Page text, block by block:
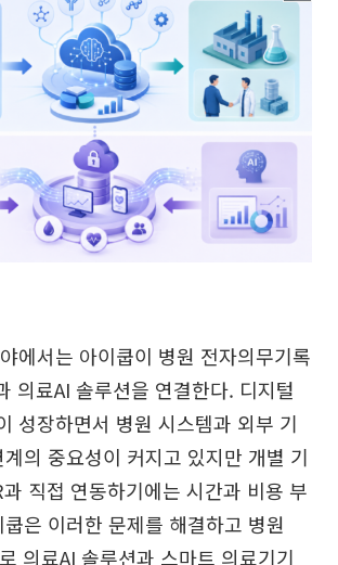
에서는 아이쿱이 병원 전자의무기록
의료AI 솔루션을 연결한다. 디지털
성장하면서 병원 시스템과 외부 기
의 중요성이 커지고 있지만 개별 기
직접 연동하기에는 시간과 비용 부
은 이러한 문제를 해결하고 병원
의료AI 솔루션과 스마트 의료기기